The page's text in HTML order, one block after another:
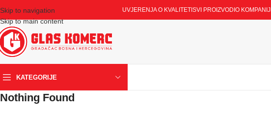
Skip to navigation
Skip to main content
UVJERENJA O KVALITETI SVI PROIZVODI O KOMPANIJI
KATEGORIJE
Nothing Found